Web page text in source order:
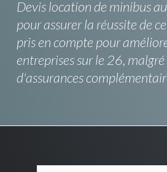
Devis location de minibus
pour assurer la réussite de
pris en compte pour
entreprises sur le 26,
d'assurances